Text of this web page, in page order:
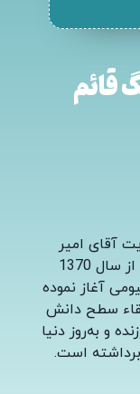
قائم
آقای امیر
متوسلیان با توکل به خداوند متعال از سال 1370
آغاز نموده
سطح دانش
و به‌روز دنیا
است.